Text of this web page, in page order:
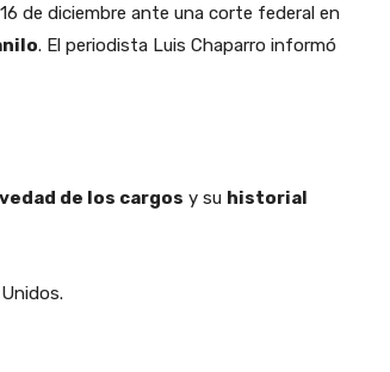
de diciembre ante una corte federal en
. El periodista Luis Chaparro informó
de los cargos y su historial